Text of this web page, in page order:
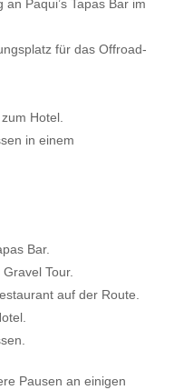
Paqui’s Tapas Bar im
für das Offroad-
Hotel.
in einem
Bar.
Tour.
auf der Route.
Pausen an einigen